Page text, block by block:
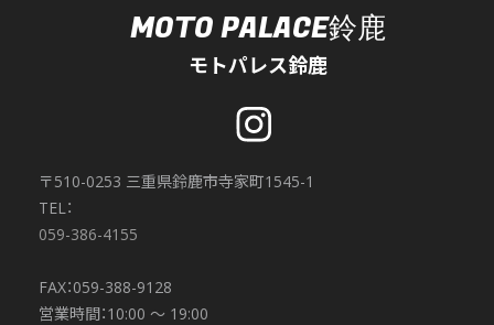
MOTO PALACE鈴鹿
モトパレス鈴鹿
〒510-0253 三重県鈴鹿市寺家町1545-1
TEL：
059-386-4155
FAX：059-388-9128
営業時間：10:00 〜 19:00